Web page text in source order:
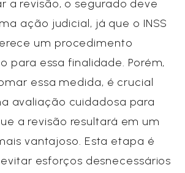
a revisão, o segurado deve
ação judicial, já que o INSS
um procedimento
para essa finalidade. Porém,
essa medida, é crucial
avaliação cuidadosa para
a revisão resultará em um
vantajoso. Esta etapa é
esforços desnecessários